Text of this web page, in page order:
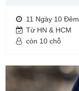
11 Ngày 10 Đêm
Từ HN & HCM
còn 10 chỗ